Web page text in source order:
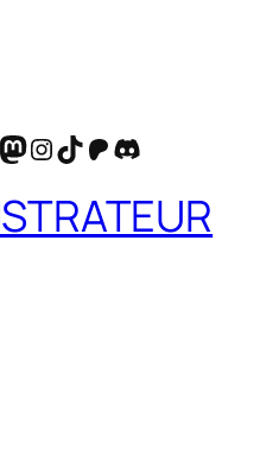
Mastodon
Instagram
TikTok
Patreon
Discord